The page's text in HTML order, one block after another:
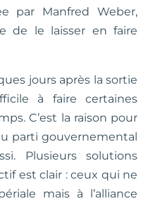
par Manfred Weber,
de le laisser en faire
jours après la sortie
à faire certaines
C’est la raison pour
parti gouvernemental
Plusieurs solutions
est clair : ceux qui ne
mais à l’alliance